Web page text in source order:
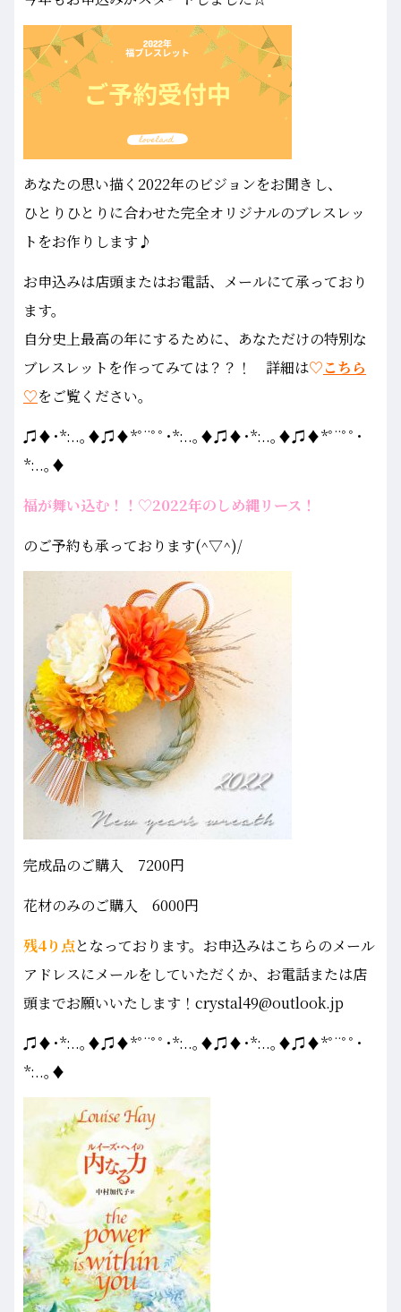
あなたの思い描く2022年のビジョンをお聞きし、
ひとりひとりに合わせた完全オリジナルのブレスレッ
トをお作りします♪
お申込みは店頭またはお電話、メールにて承っており
ます。
自分史上最高の年にするために、あなただけの特別な
ブレスレットを作ってみては？？！ 詳細は♡こちら
♡をご覧ください。
♫♦･*:..｡♦♫♦*ﾟ¨ﾟﾟ･*:..｡♦♫♦･*:..｡♦♫♦*ﾟ¨ﾟﾟ･
*:..｡♦
福が舞い込む！！♡2022年のしめ縄リース！
のご予約も承っております(^▽^)/
完成品のご購入 7200円
花材のみのご購入 6000円
残4り点となっております。お申込みはこちらのメール
アドレスにメールをしていただくか、お電話または店
頭までお願いいたします！crystal49@outlook.jp
♫♦･*:..｡♦♫♦*ﾟ¨ﾟﾟ･*:..｡♦♫♦･*:..｡♦♫♦*ﾟ¨ﾟﾟ･
*:..｡♦